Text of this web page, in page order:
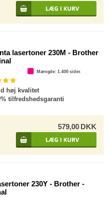
lasertoner 230M - Brother
Mængde: 1.400 sider.
høj kvalitet
tilfredshedsgaranti
579,00 DKK
230Y - Brother -